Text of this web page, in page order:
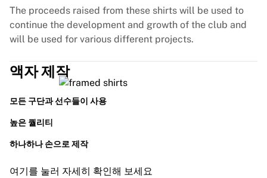
The proceeds raised from these shirts will be used to
continue the development and growth of the club and
will be used for various different projects.
액자 제작
모든 구단과 선수들이 사용
높은 퀄리티
하나하나 손으로 제작
여기를 눌러 자세히 확인해 보세요